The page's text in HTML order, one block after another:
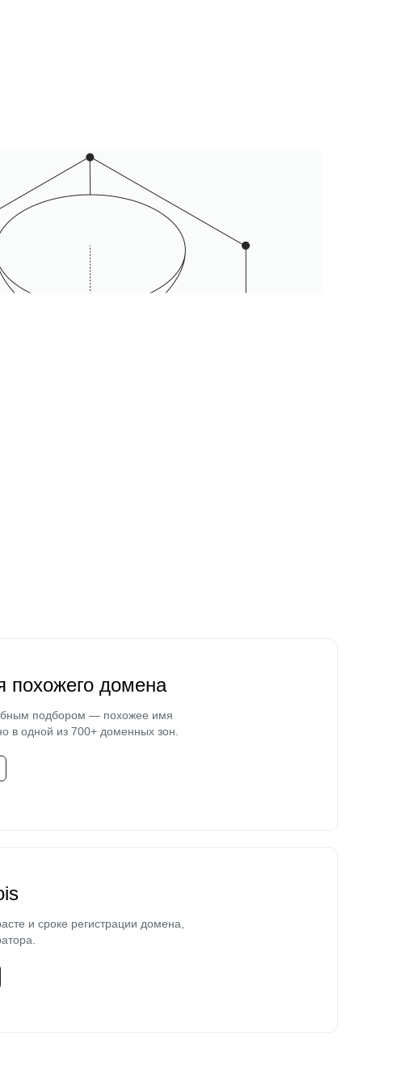
похожего домена
подбором — похожее имя
в одной из 700+ доменных зон.
и сроке регистрации домена,